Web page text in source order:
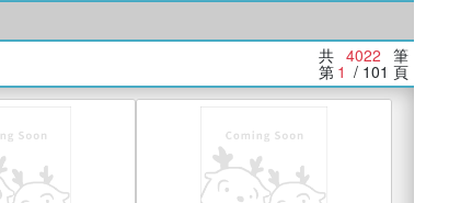
共 4022 筆
第 1 / 101 頁